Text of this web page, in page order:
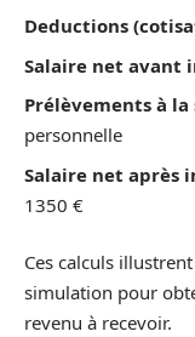
Deductions
Salaire net avant
Prélèvements à la
personnelle
Salaire net après
1350 €
Ces calculs
simulation pour
revenu à recevoir.